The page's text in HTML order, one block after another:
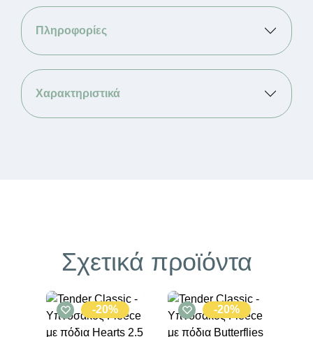
με
πόδια
2.5
Tog
Πληροφορίες
Χαρακτηριστικά
Σχετικά προϊόντα
-20% -20%